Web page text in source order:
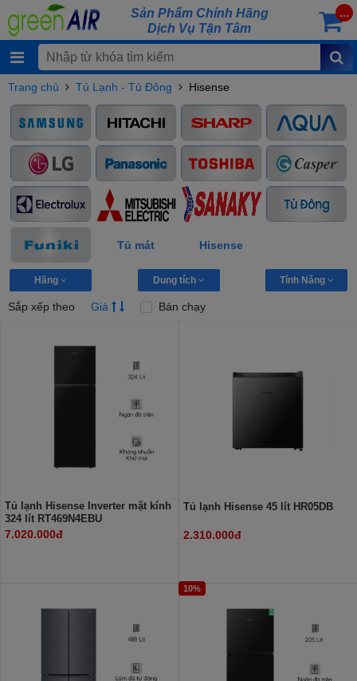
Sản Phẩm Chính Hãng
Dịch Vụ Tận Tâm
...
Trang chủ Tủ Lạnh - Tủ Đông Hisense
Tủ mát Hisense
Hãng Dung tích Tính Năng
Sắp xếp theo Giá Bán chạy
Tủ lạnh Hisense Inverter mặt kính
324 lít RT469N4EBU
7.020.000đ
Tủ lạnh Hisense 45 lít HR05DB
2.310.000đ
10%